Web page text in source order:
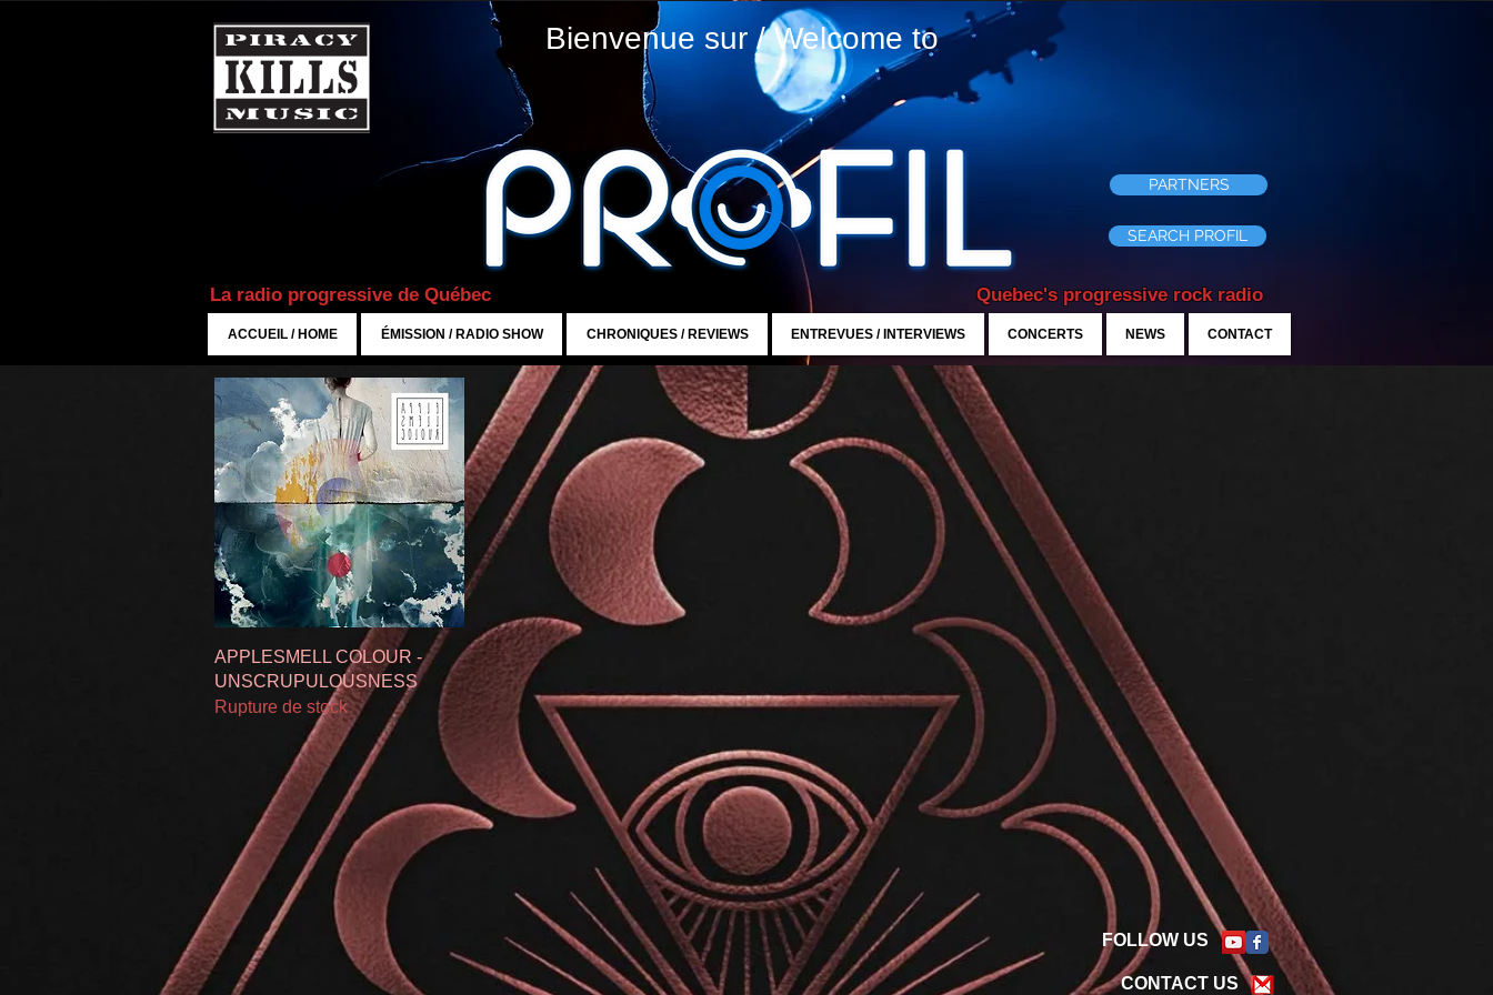
Bienvenue sur / Welcome to
Quebec's progressive rock radio
La radio progressive de Québec
SEARCH PROFIL
PARTNERS
ACCUEIL / HOME ÉMISSION / RADIO SHOW CHRONIQUES / REVIEWS ENTREVUES / INTERVIEWS CONCERTS NEWS CONTACT
Aperçu rapide
APPLESMELL COLOUR -
UNSCRUPULOUSNESS
Rupture de stock
FOLLOW US
CONTACT US